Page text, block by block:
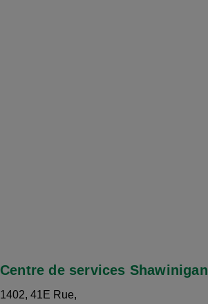
Centre de services Shawinigan
1402, 41E Rue,